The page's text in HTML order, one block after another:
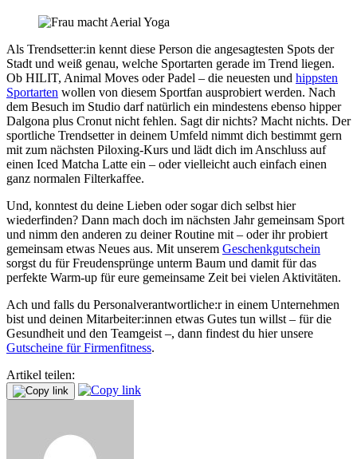
Als Trendsetter:in kennt diese Person die angesagtesten Spots der
Stadt und weiß genau, welche Sportarten gerade im Trend liegen.
Ob HILIT, Animal Moves oder Padel – die neuesten und hippsten
Sportarten wollen von diesem Sportfan ausprobiert werden. Nach
dem Besuch im Studio darf natürlich ein mindestens ebenso hipper
Dalgona plus Cronut nicht fehlen. Sagt dir nichts? Macht nichts. Der
sportliche Trendsetter in deinem Umfeld nimmt dich bestimmt gern
mit zum nächsten Piloxing-Kurs und lädt dich im Anschluss auf
einen Iced Matcha Latte ein – oder vielleicht auch einfach einen
ganz normalen Filterkaffee.
Und, konntest du deine Lieben oder sogar dich selbst hier
wiederfinden? Dann mach doch im nächsten Jahr gemeinsam Sport
und nimm den anderen zu deiner Routine mit – oder ihr probiert
gemeinsam etwas Neues aus. Mit unserem Geschenkgutschein
sorgst du für Freudensprünge unterm Baum und damit für das
perfekte Warm-up für eure gemeinsame Zeit bei vielen Aktivitäten.
Ach und falls du Personalverantwortliche:r in einem Unternehmen
bist und deinen Mitarbeiter:innen etwas Gutes tun willst – für die
Gesundheit und den Teamgeist –, dann findest du hier unsere
Gutscheine für Firmenfitness.
Artikel teilen: